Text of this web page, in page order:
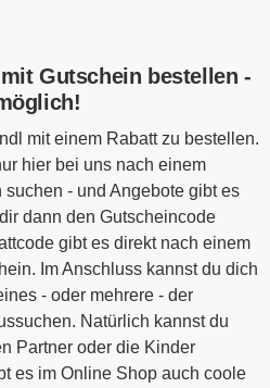
Gutschein bestellen -
mit einem Rabatt zu bestellen.
hier bei uns nach einem
- und Angebote gibt es
dann den Gutscheincode
gibt es direkt nach einem
Im Anschluss kannst du dich
- oder mehrere - der
Natürlich kannst du
Partner oder die Kinder
es im Online Shop auch coole